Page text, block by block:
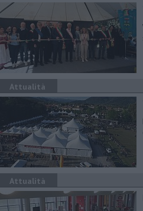
Attualità
Attualità